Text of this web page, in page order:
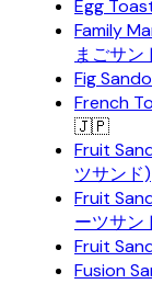
Egg
Family
まごサン
Fig
French
🇯🇵
Fruit
ツサンド)
Fruit
ーツサン
Fruit
Fusion